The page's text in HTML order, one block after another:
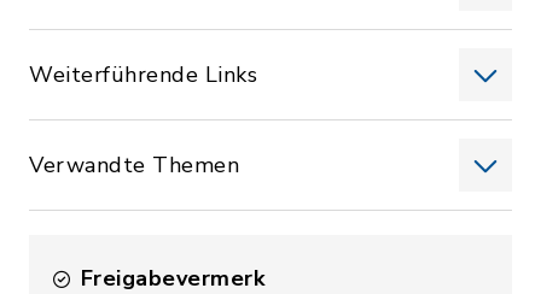
Weiterführende Links
Verwandte Themen
Freigabevermerk